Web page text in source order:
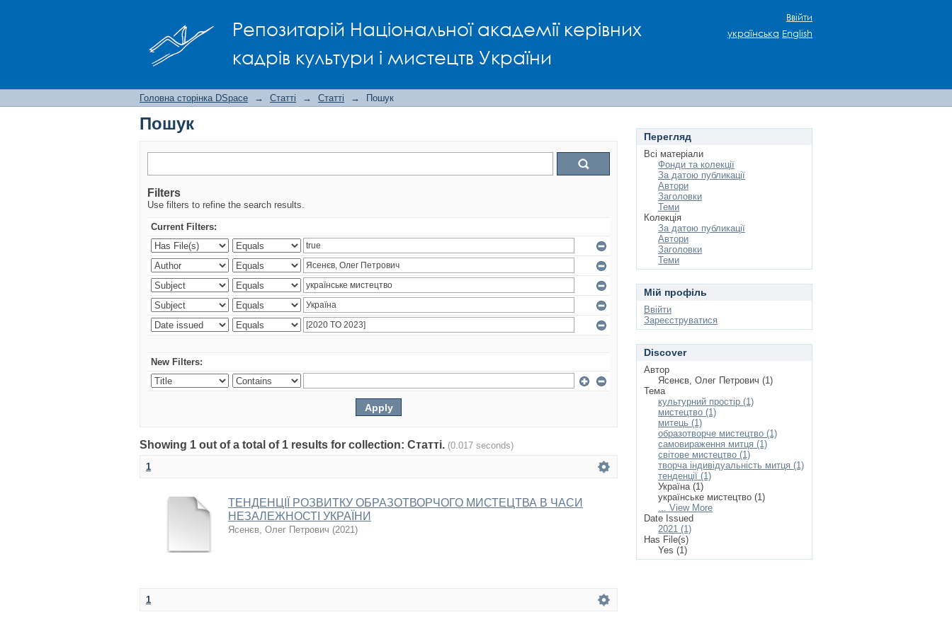
Репозитарій Національної академії керівних
кадрів культури і мистецтв України
Ввійти
українська English
Головна сторінка DSpace → Статті → Статті → Пошук
Пошук
Filters
Use filters to refine the search results.
Current Filters:
New Filters:
Showing 1 out of a total of 1 results for collection: Статті. (0.017 seconds)
1
ТЕНДЕНЦІЇ РОЗВИТКУ ОБРАЗОТВОРЧОГО МИСТЕЦТВА В ЧАСИ
НЕЗАЛЕЖНОСТІ УКРАЇНИ
Ясенєв, Олег Петрович (2021)
1
Перегляд
Всі матеріали
Фонди та колекції
За датою публикації
Автори
Заголовки
Теми
Колекція
За датою публикації
Автори
Заголовки
Теми
Мій профіль
Ввійти
Зареєструватися
Discover
Автор
Ясенєв, Олег Петрович (1)
Тема
культурний простір (1)
мистецтво (1)
митець (1)
образотворче мистецтво (1)
самовираження митця (1)
світове мистецтво (1)
творча індивідуальність митця (1)
тенденції (1)
Україна (1)
українське мистецтво (1)
... View More
Date Issued
2021 (1)
Has File(s)
Yes (1)